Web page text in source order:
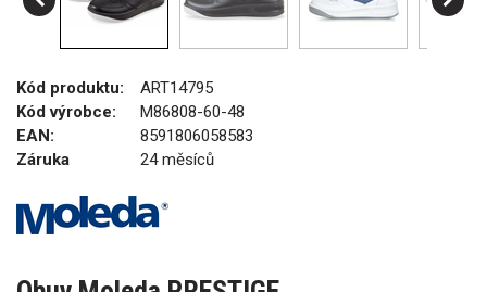
Kód produktu:
ART14795
Kód výrobce:
M86808-60-48
EAN:
8591806058583
Záruka
24 měsíců